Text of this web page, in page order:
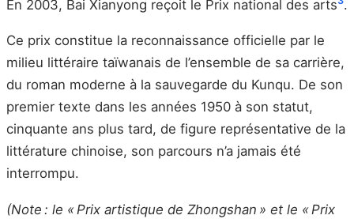
En 2003, Bai Xianyong reçoit le Prix national des arts .
Ce prix constitue la reconnaissance officielle par le
milieu littéraire taïwanais de l’ensemble de sa carrière,
du roman moderne à la sauvegarde du Kunqu. De son
premier texte dans les années 1950 à son statut,
cinquante ans plus tard, de figure représentative de la
littérature chinoise, son parcours n’a jamais été
interrompu.
(Note : le « Prix artistique de Zhongshan » et le « Prix